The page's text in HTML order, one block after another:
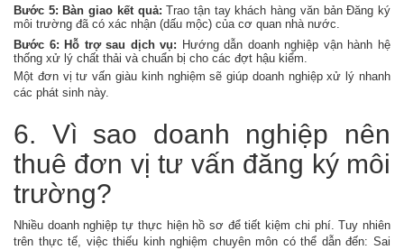
Bước 5: Bàn giao kết quả: Trao tận tay khách hàng văn bản Đăng ký
môi trường đã có xác nhận (dấu mộc) của cơ quan nhà nước.
Bước 6: Hỗ trợ sau dịch vụ: Hướng dẫn doanh nghiệp vận hành hệ
thống xử lý chất thải và chuẩn bị cho các đợt hậu kiểm.
Một đơn vị tư vấn giàu kinh nghiệm sẽ giúp doanh nghiệp xử lý nhanh
các phát sinh này.
6. Vì sao doanh nghiệp nên
thuê đơn vị tư vấn đăng ký môi
trường?
Nhiều doanh nghiệp tự thực hiện hồ sơ để tiết kiệm chi phí. Tuy nhiên
trên thực tế, việc thiếu kinh nghiệm chuyên môn có thể dẫn đến: Sai